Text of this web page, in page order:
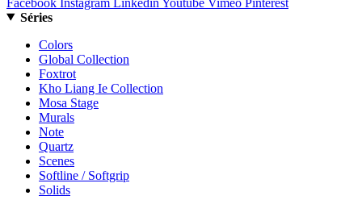
Séries
Colors
Global Collection
Foxtrot
Kho Liang Ie Collection
Mosa Stage
Murals
Note
Quartz
Scenes
Softline / Softgrip
Solids